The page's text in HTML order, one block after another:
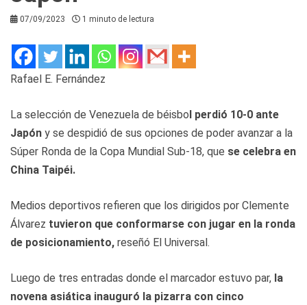
07/09/2023 1 minuto de lectura
Rafael E. Fernández
La selección de Venezuela de béisbol perdió 10-0 ante
Japón y se despidió de sus opciones de poder avanzar a la
Súper Ronda de la Copa Mundial Sub-18, que se celebra en
China Taipéi.
Medios deportivos refieren que los dirigidos por Clemente
Álvarez tuvieron que conformarse con jugar en la ronda
de posicionamiento, reseñó El Universal.
Luego de tres entradas donde el marcador estuvo par, la
novena asiática inauguró la pizarra con cinco